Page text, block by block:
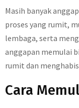
Masih banyak
proses yang rumit,
lembaga, serta
anggapan memulai
rumit dan
Cara